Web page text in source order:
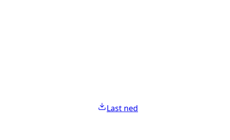
Last ned